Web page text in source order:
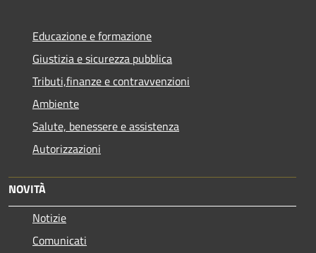
Educazione e formazione
Giustizia e sicurezza pubblica
Tributi,finanze e contravvenzioni
Ambiente
Salute, benessere e assistenza
Autorizzazioni
NOVITÀ
Notizie
Comunicati